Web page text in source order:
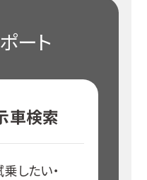
ート
車検索
したい・